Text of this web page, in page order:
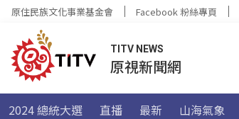
原住民族文化事業基金會 Facebook 粉絲專頁
TITV NEWS
原視新聞網
2024 總統大選 直播 最新 山海氣象